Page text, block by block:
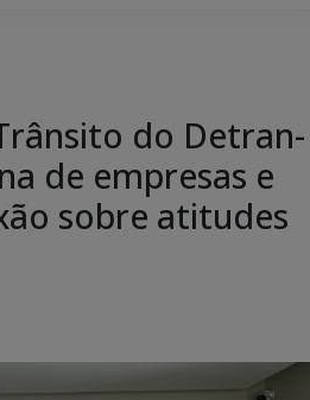
do Detran-
de empresas e
sobre atitudes